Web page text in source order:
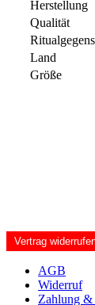
Herstellung
Qualität
Land
Größe
Vertrag
AGB
Widerruf
Zahlung &